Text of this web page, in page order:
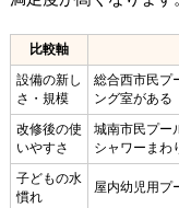
比較軸
設備の新し
さ・規模
総合西市民プ
ング室がある
改修後の使
いやすさ
城南市民プー
シャワーまわ
子どもの水
慣れ
屋内幼児用プ